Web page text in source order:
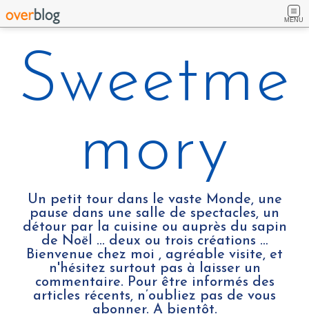
MENU
Sweetme
mory
Un petit tour dans le vaste Monde, une
pause dans une salle de spectacles, un
détour par la cuisine ou auprès du sapin
de Noël ... deux ou trois créations …
Bienvenue chez moi , agréable visite, et
n'hésitez surtout pas à laisser un
commentaire. Pour être informés des
articles récents, n’oubliez pas de vous
abonner. A bientôt.